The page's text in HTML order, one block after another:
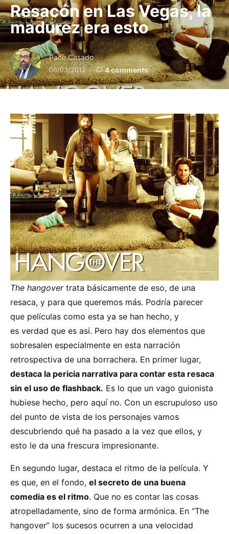
Resacón en Las Vegas, la
madurez era esto
Paco Casado
06/03/2012 4 comments
The hangovertrata básicamente de eso, de una
resaca, y para que queremos más. Podría parecer
que películas como esta ya se han hecho, y
es verdad que es así. Pero hay dos elementos que
sobresalen especialmente en esta narración
retrospectiva de una borrachera. En primer lugar,
destaca la pericia narrativa para contar esta resaca
sin el uso de flashback. Es lo que un vago guionista
hubiese hecho, pero aquí no. Con un escrupuloso uso
del punto de vista de los personajes vamos
descubriendo qué ha pasado a la vez que ellos, y
esto le da una frescura impresionante.
En segundo lugar, destaca el ritmo de la película. Y
es que, en el fondo, el secreto de una buena
comedia es el ritmo. Que no es contar las cosas
atropelladamente, sino de forma armónica. En “The
hangover” los sucesos ocurren a una velocidad